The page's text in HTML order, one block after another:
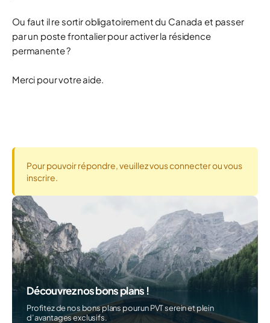
Ou faut il re sortir obligatoirement du Canada et passer
par un poste frontalier pour activer la résidence
permanente ?
Merci pour votre aide.
Pour pouvoir répondre, veuillez vous connecter ou vous
inscrire.
Découvrez nos bons plans !
Profitez de nos bons plans pour un PVT serein et plein
d’avantages exclusifs.